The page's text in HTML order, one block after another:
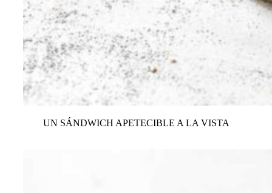
UN SÁNDWICH APETECIBLE A LA VISTA